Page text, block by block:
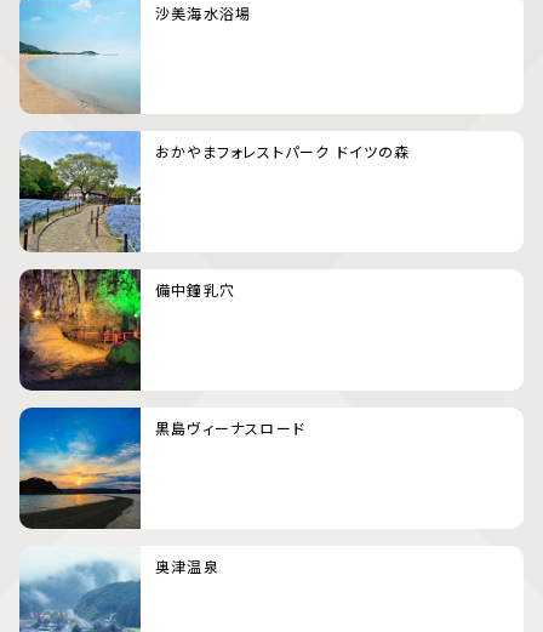
沙美海水浴場
おかやまフォレストパーク ドイツの森
備中鐘乳穴
黒島ヴィーナスロード
奥津温泉